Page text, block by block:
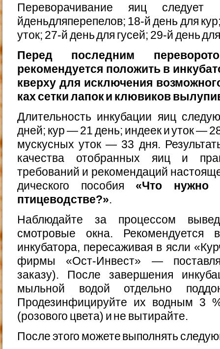
Переворачивание яиц
йденьдляперепелов; 18-й день для
уток; 27-й день для гусей; 29-й день
Перед последним
рекомендуется положить в
кверху для исключения
ках сетки лапок и клювиков
Длительность инкубации яиц
дней; кур — 21 день; индеек и уток —
мускусных уток — 33 дня.
качества отобранных яиц и
требований и рекомендаций
дического пособия «Что нужно
птицеводстве?».
Наблюдайте за процессом
смотровые окна. Рекомендуется
инкубатора, пересаживая в ясли
фирмы «Ост-Инвест» —
заказу). После завершения
мыльной водой отдельно
Продезинфицируйте их водным 3
(розового цвета) и не вытирайте.
После этого можете выполнять